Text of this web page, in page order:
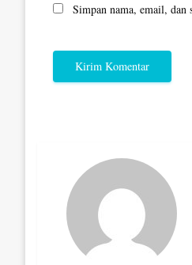
Simpan nama, email, dan